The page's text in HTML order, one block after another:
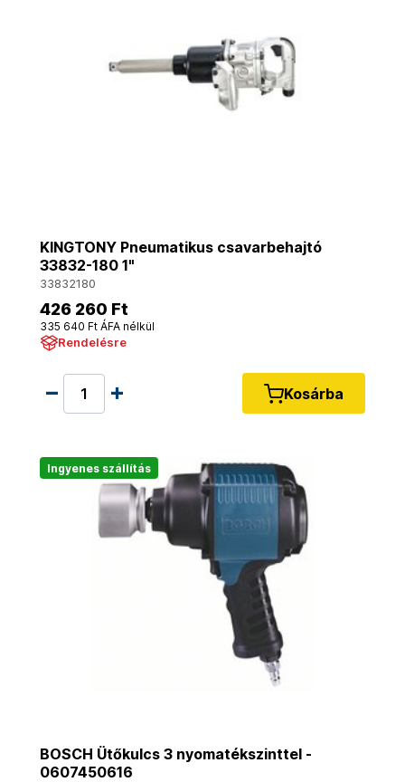
KINGTONY Pneumatikus csavarbehajtó
33832-180 1"
33832180
426 260 Ft
335 640 Ft ÁFA nélkül
Rendelésre
Kosárba
Ingyenes szállítás
BOSCH Ütőkulcs 3 nyomatékszinttel -
0607450616